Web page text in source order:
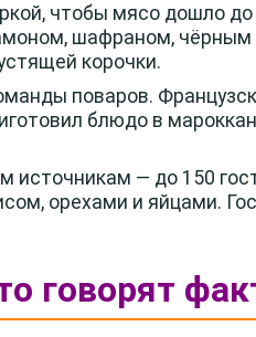
чтобы мясо дошло до
шафраном, чёрным
корочки.
поваров.
блюдо в
источникам — до 150
орехами и яйцами.
говорят